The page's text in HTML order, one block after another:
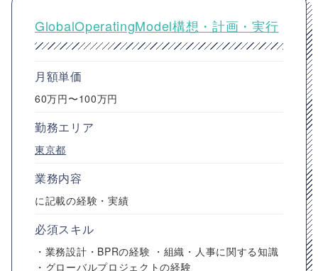
GlobalOperatingModel構想・計画・実行
月額単価
60万円〜100万円
勤務エリア
東京都
業務内容
に記載の経験・実績
必須スキル
・業務設計・BPRの経験 ・組織・人事に関する知識
・グローバルプロジェクトの経験